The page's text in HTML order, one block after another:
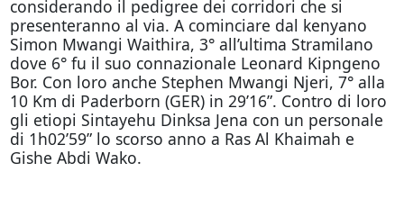
considerando il pedigree dei corridori che si
presenteranno al via. A cominciare dal kenyano
Simon Mwangi Waithira, 3° all’ultima Stramilano
dove 6° fu il suo connazionale Leonard Kipngeno
Bor. Con loro anche Stephen Mwangi Njeri, 7° alla
10 Km di Paderborn (GER) in 29’16”. Contro di loro
gli etiopi Sintayehu Dinksa Jena con un personale
di 1h02’59” lo scorso anno a Ras Al Khaimah e
Gishe Abdi Wako.